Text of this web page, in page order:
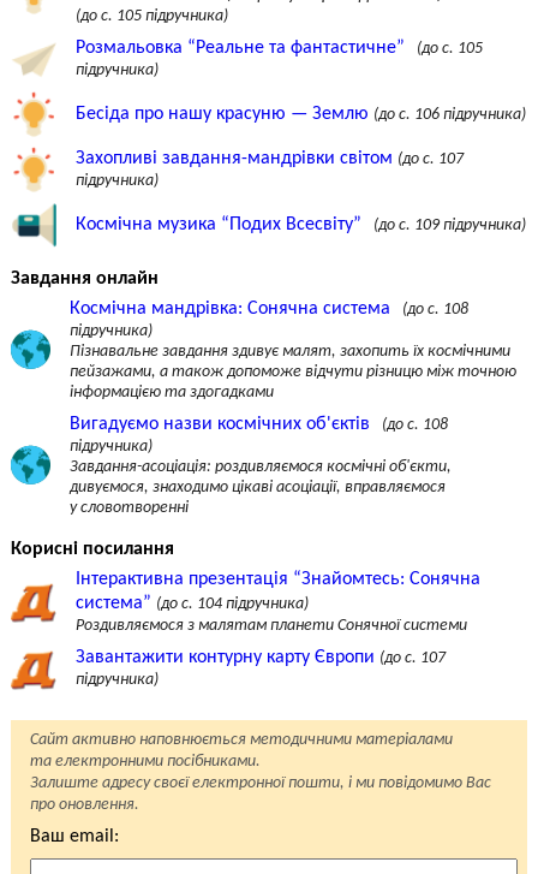
(до c. 105 підручника)
Розмальовка “Реальне та фантастичне”
(до с. 105
підручника)
Бесіда про нашу красуню — Землю (до c. 106 підручника)
Захопливі завдання-мандрівки світом (до c. 107
підручника)
Космічна музика “Подих Всесвіту” (до с. 109 підручника)
Завдання онлайн
Космічна мандрівка: Сонячна система
(до с. 108
підручника)
Пізнавальне завдання здивує малят, захопить їх космічними
пейзажами, а також допоможе відчути різницю між точною
інформацією та здогадками
Вигадуємо назви космічних об'єктів
(до с. 108
підручника)
Завдання-асоціація: роздивляємося космічні об'єкти,
дивуємося, знаходимо цікаві асоціації, вправляємося
у словотворенні
Корисні посилання
Інтерактивна презентація “Знайомтесь: Сонячна
система” (до с. 104 підручника)
Роздивляємося з малятам планети Сонячної системи
Завантажити контурну карту Європи (до с. 107
підручника)
Сайт активно наповнюється методичними матеріалами
та електронними посібниками.
Залиште адресу своєї електронної пошти, і ми повідомимо Вас
про оновлення.
Ваш email: